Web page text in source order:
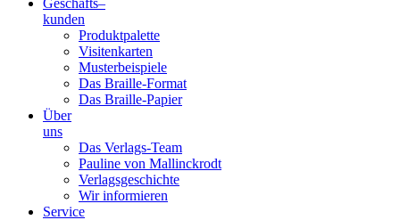
Geschäfts­–
kunden
Produktpalette
Visitenkarten
Musterbeispiele
Das Braille-Format
Das Braille-Papier
Über
uns
Das Verlags-Team
Pauline von Mallinckrodt
Verlagsgeschichte
Wir informieren
Service